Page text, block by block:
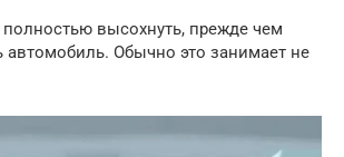
полностью высохнуть, прежде чем
автомобиль. Обычно это занимает не